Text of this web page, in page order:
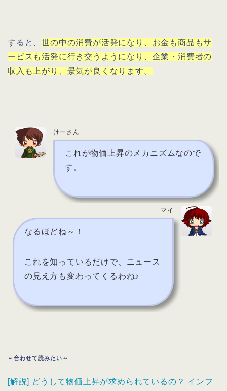
すると、世の中の消費が活発になり、お金も商品もサ
ービスも活発に行き交うようになり、企業・消費者の
収入も上がり、景気が良くなります。
けーさん
これが物価上昇のメカニズムなので
す。
マイ
なるほどね～！
これを知っているだけで、ニュース
の見え方も変わってくるわね♪
～合わせて読みたい～
[解説] どうして物価上昇が求められているの？ インフ